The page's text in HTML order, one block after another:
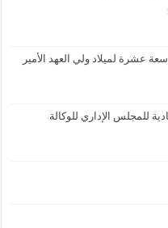
عشرة لميلاد ولي العهد الأمير
للمجلس الإداري للوكالة